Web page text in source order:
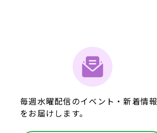
毎週水曜配信のイベント・新着情報
をお届けします。